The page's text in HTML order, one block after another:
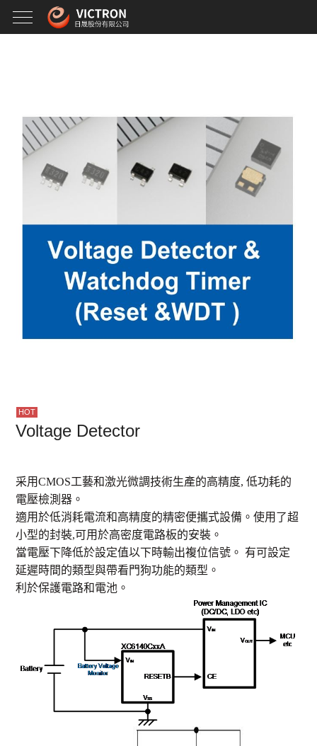
Voltage Detector
采用CMOS工藝和激光微調技術生產的高精度, 低功耗的
電壓檢測器。
適用於低消耗電流和高精度的精密便攜式設備。使用了超
小型的封裝,可用於高密度電路板的安裝。
當電壓下降低於設定值以下時輸出複位信號。 有可設定
延遲時間的類型與帶看門狗功能的類型。
利於保護電路和電池。